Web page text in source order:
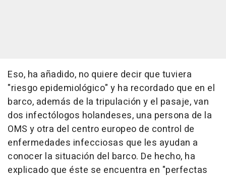
Eso, ha añadido, no quiere decir que tuviera
"riesgo epidemiológico" y ha recordado que en el
barco, además de la tripulación y el pasaje, van
dos infectólogos holandeses, una persona de la
OMS y otra del centro europeo de control de
enfermedades infecciosas que les ayudan a
conocer la situación del barco. De hecho, ha
explicado que éste se encuentra en "perfectas